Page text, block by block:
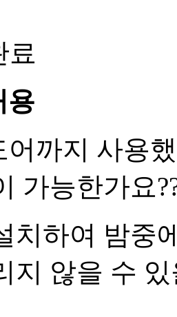
료
용
어까지 사용
가능한가요
치하여 밤중
지 않을 수